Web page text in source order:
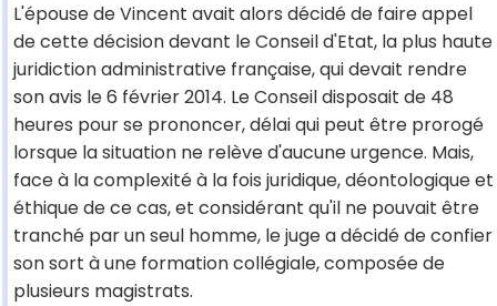
L'épouse de Vincent avait alors décidé de faire appel
de cette décision devant le Conseil d'Etat, la plus haute
juridiction administrative française, qui devait rendre
son avis le 6 février 2014. Le Conseil disposait de 48
heures pour se prononcer, délai qui peut être prorogé
lorsque la situation ne relève d'aucune urgence. Mais,
face à la complexité à la fois juridique, déontologique et
éthique de ce cas, et considérant qu'il ne pouvait être
tranché par un seul homme, le juge a décidé de confier
son sort à une formation collégiale, composée de
plusieurs magistrats.